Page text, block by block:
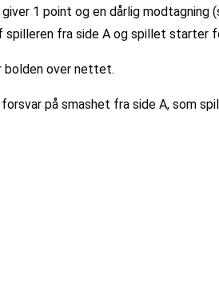
1 point og en dårlig modtagning
spilleren fra side A og spillet starter
bolden over nettet.
på smashet fra side A, som